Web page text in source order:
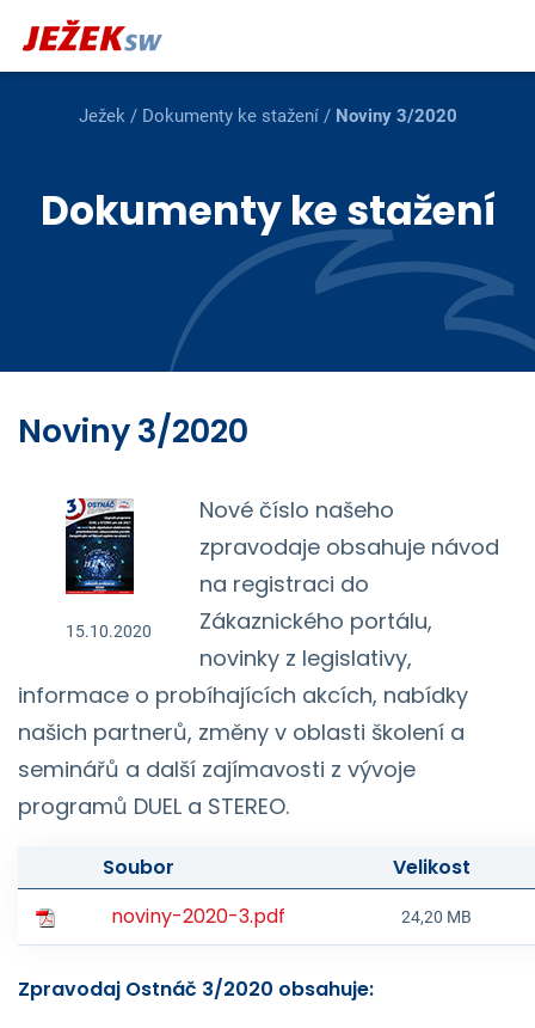
Ježek/ Dokumenty ke stažení/ Noviny 3/2020
Dokumenty ke stažení
Noviny 3/2020
15.10.2020
Nové číslo našeho
zpravodaje obsahuje návod
na registraci do
Zákaznického portálu,
novinky z legislativy,
informace o probíhajících akcích, nabídky
našich partnerů, změny v oblasti školení a
seminářů a další zajímavosti z vývoje
programů DUEL a STEREO.
Soubor
Velikost
noviny-2020-3.pdf
24,20 MB
Zpravodaj Ostnáč 3/2020 obsahuje: